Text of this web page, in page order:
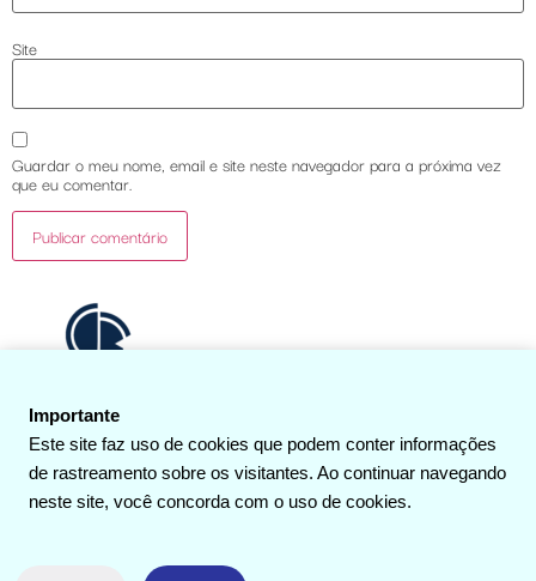
Site
Guardar o meu nome, email e site neste navegador para a próxima vez
que eu comentar.
O Tradicional de mão dadas com a inovação
Início Quem somos Áreas de Atuação
Blog
Importante
Este site faz uso de cookies que podem conter informações
de rastreamento sobre os visitantes. Ao continuar navegando
neste site, você concorda com o uso de cookies.